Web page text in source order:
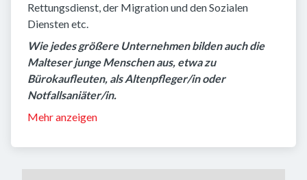
Rettungsdienst, der Migration und den Sozialen
Diensten etc.
Wie jedes größere Unternehmen bilden auch die
Malteser junge Menschen aus, etwa zu
Bürokaufleuten, als Altenpfleger/in oder
Notfallsaniäter/in.
Mehr anzeigen